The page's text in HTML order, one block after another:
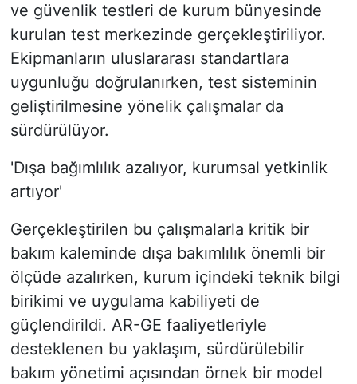
ve güvenlik testleri de kurum bünyesinde
kurulan test merkezinde gerçekleştiriliyor.
Ekipmanların uluslararası standartlara
uygunluğu doğrulanırken, test sisteminin
geliştirilmesine yönelik çalışmalar da
sürdürülüyor.
'Dışa bağımlılık azalıyor, kurumsal yetkinlik
artıyor'
Gerçekleştirilen bu çalışmalarla kritik bir
bakım kaleminde dışa bakımlılık önemli bir
ölçüde azalırken, kurum içindeki teknik bilgi
birikimi ve uygulama kabiliyeti de
güçlendirildi. AR-GE faaliyetleriyle
desteklenen bu yaklaşım, sürdürülebilir
bakım yönetimi açısından örnek bir model